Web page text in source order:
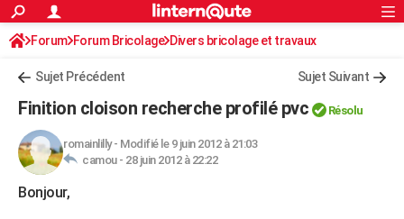
ACTUALITÉS
Politique
Société
Faits Divers
Education
Monde
Villes
+
FINANCE
Retraite
Impôts
Epargne
Immobilier
Risques naturels par ville
Banque
Assurance
Crédit
AUTO
Essais
Réserver un essai
Citadines
Berlines
SUV
Forum auto
+HIGH-TECH
Rechercher
S'inscrire
Connexion
Forum Forum Bricolage Divers bricolage et travaux
Sujet Précédent Sujet Suivant
Finition cloison recherche profilé pvc Résolu
romainlilly- Modifié le 9 juin 2012 à 21:03
camou - 28 juin 2012 à 22:22
Bonjour,